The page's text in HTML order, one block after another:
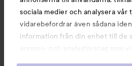
sociala medier och analysera vår
vidarebefordrar även sådana
information från din enhet till de
annons- och analysföretag som